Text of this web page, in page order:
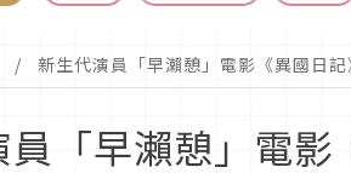
新生代演員「早瀨憩」電影《異國日
「早瀨憩」電